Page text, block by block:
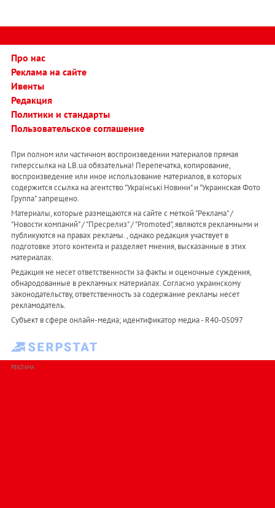
Про нас
Реклама на сайте
Ивенты
Редакция
Политики и стандарты
Пользовательское соглашение
При полном или частичном воспроизведении материалов прямая
гиперссылка на LB.ua обязательна! Перепечатка, копирование,
воспроизведение или иное использование материалов, в которых
содержится ссылка на агентство "Українськi Новини" и "Украинская Фото
Группа" запрещено.
Материалы, которые размещаются на сайте с меткой "Реклама" /
"Новости компаний" / "Пресрелиз" / "Promoted", являются рекламными и
публикуются на правах рекламы. , однако редакция участвует в
подготовке этого контента и разделяет мнения, высказанные в этих
материалах.
Редакция не несет ответственности за факты и оценочные суждения,
обнародованные в рекламных материалах. Согласно украинскому
законодательству, ответственность за содержание рекламы несет
рекламодатель.
Субъект в сфере онлайн-медиа; идентификатор медиа - R40-05097
РЕКЛАМА